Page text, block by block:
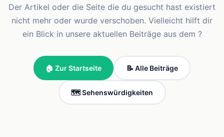
Der Artikel oder die Seite die du gesucht hast existiert
nicht mehr oder wurde verschoben. Vielleicht hilft dir
ein Blick in unsere aktuellen Beiträge aus dem ?
🏠 Zur Startseite 📝 Alle Beiträge
🗺️ Sehenswürdigkeiten